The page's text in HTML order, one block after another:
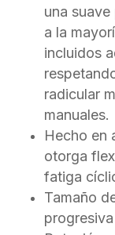
una
a la
incluidos
radicular
manuales.
Hecho en
otorga
fatiga
Tamaño